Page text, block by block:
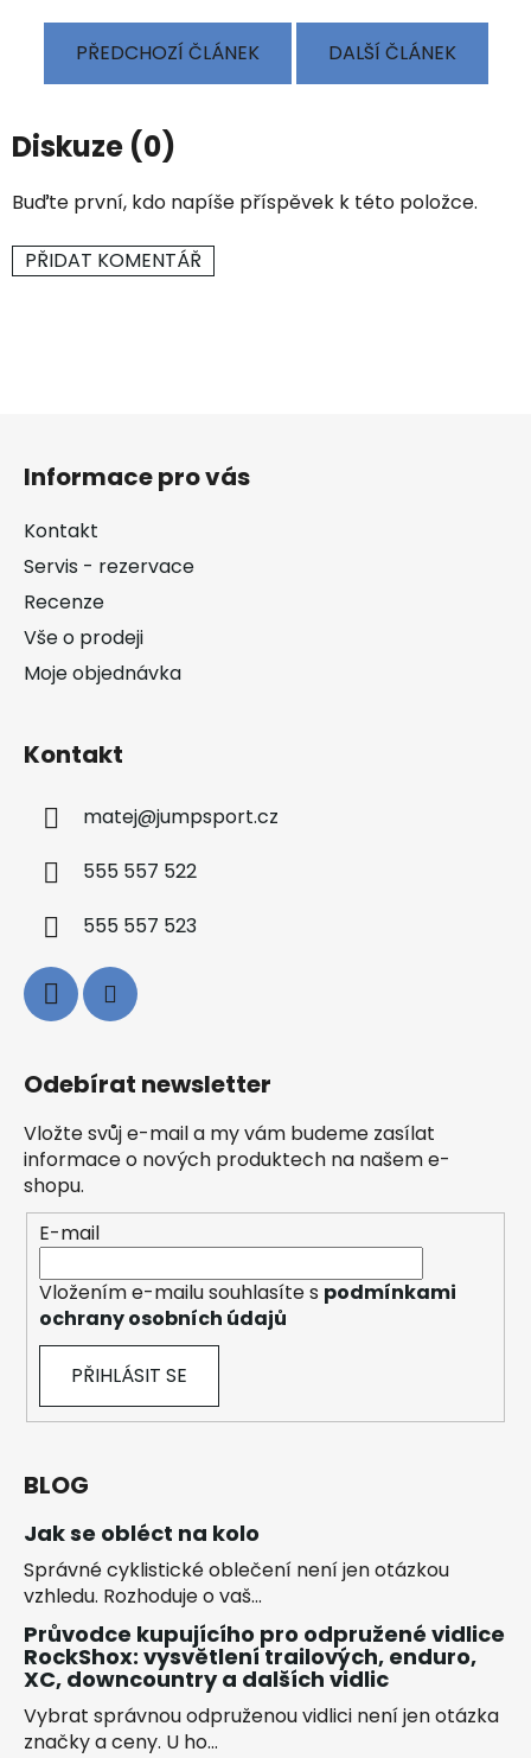
PŘEDCHOZÍ ČLÁNEK DALŠÍ ČLÁNEK
Diskuze (0)
Buďte první, kdo napíše příspěvek k této položce.
PŘIDAT KOMENTÁŘ
Informace pro vás
Kontakt
Servis - rezervace
Recenze
Vše o prodeji
Moje objednávka
Kontakt
matej@jumpsport.cz
555 557 522
555 557 523
Odebírat newsletter
Vložte svůj e-mail a my vám budeme zasílat
informace o nových produktech na našem e-
shopu.
E-mail
Vložením e-mailu souhlasíte s podmínkami
ochrany osobních údajů
PŘIHLÁSIT SE
BLOG
Jak se obléct na kolo
Správné cyklistické oblečení není jen otázkou
vzhledu. Rozhoduje o vaš...
Průvodce kupujícího pro odpružené vidlice
RockShox: vysvětlení trailových, enduro,
XC, downcountry a dalších vidlic
Vybrat správnou odpruženou vidlici není jen otázka
značky a ceny. U ho...